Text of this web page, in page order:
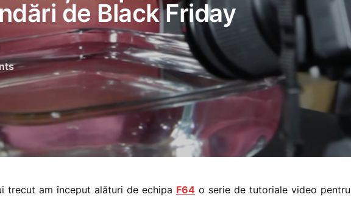
de Black Friday
trecut am început alături de echipa F64 o serie de tutoriale video pentru